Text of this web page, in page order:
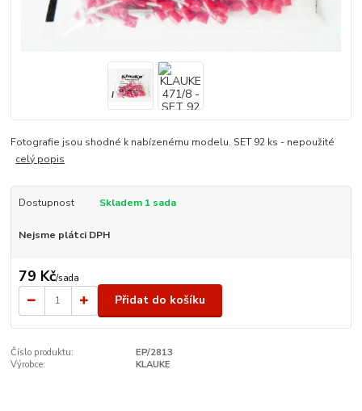
Fotografie jsou shodné k nabízenému modelu. SET 92 ks - nepoužité
celý popis
Dostupnost Skladem 1 sada
Nejsme plátci DPH
79 Kč/sada
Přidat do košíku
Číslo produktu:
EP/2813
Výrobce:
KLAUKE